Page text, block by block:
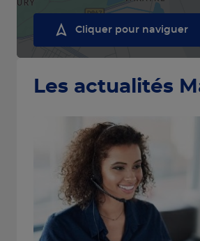
Cliquer pour naviguer
Les actualités